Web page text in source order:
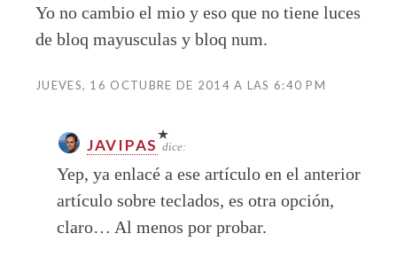
Yo no cambio el mio y eso que no tiene luces
de bloq mayusculas y bloq num.
JUEVES, 16 OCTUBRE DE 2014 A LAS 6:40 PM
JAVIPAS dice:
Yep, ya enlacé a ese artículo en el anterior
artículo sobre teclados, es otra opción,
claro… Al menos por probar.